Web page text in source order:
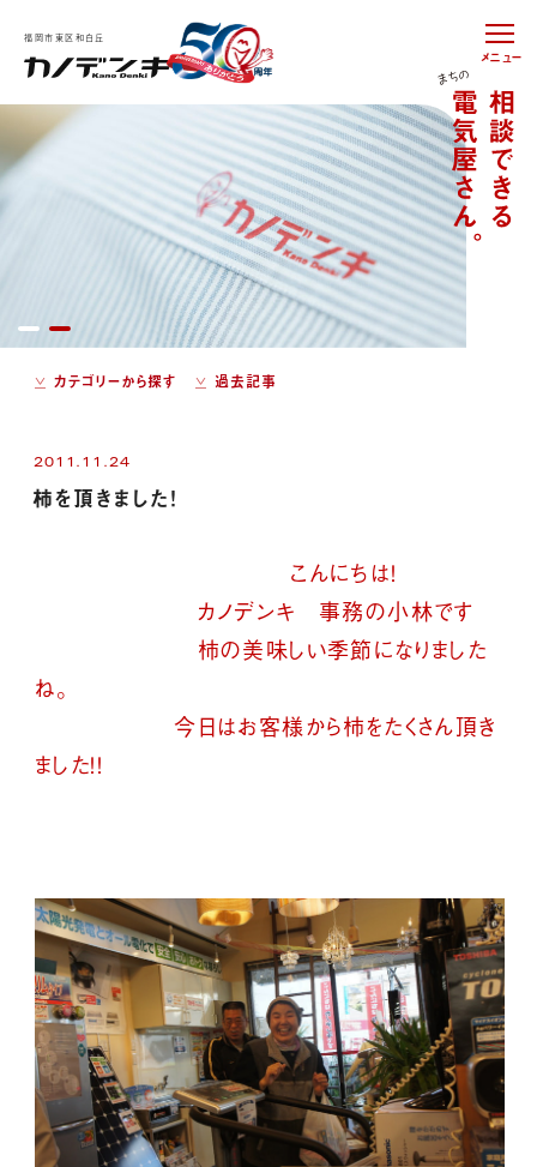
メニュー
福岡市東区和白丘
カテゴリーから探す 過去記事
2011.11.24
柿を頂きました！
こんにちは！
カノデンキ 事務の小林です
柿の美味しい季節になりました
ね。
今日はお客様から柿をたくさん頂き
ました！！